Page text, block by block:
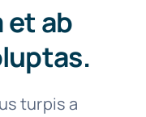
et ab
turpis a